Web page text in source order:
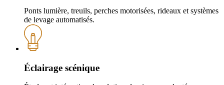
Ponts lumière, treuils, perches motorisées, rideaux et systèmes
de levage automatisés.
Éclairage scénique